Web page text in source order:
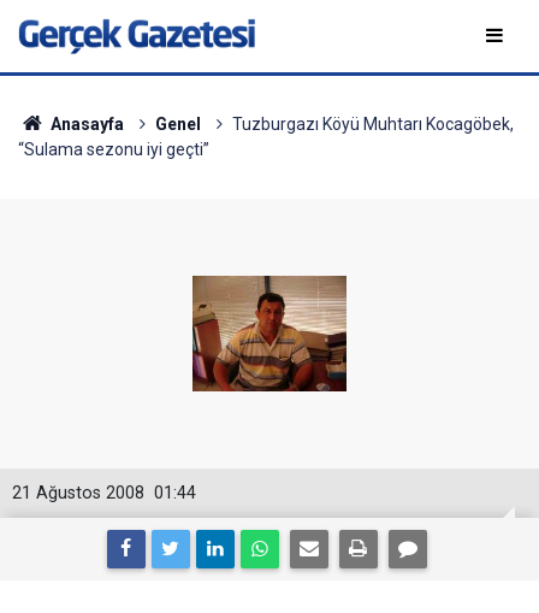
Anasayfa Genel
Tuzburgazı Köyü Muhtarı Kocagöbek,
“Sulama sezonu iyi geçti”
01:44
21 Ağustos 2008